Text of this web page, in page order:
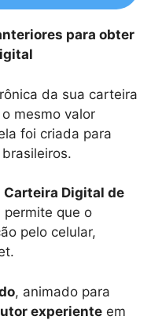
para obter
da sua carteira
mesmo valor
foi criada para
Carteira Digital de
permite que o
pelo celular,
, animado para
experiente em